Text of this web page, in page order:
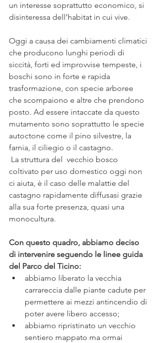
un interesse soprattutto economico, si
disinteressa dell’habitat in cui vive.
Oggi a causa dei cambiamenti climatici
che producono lunghi periodi di
siccità, forti ed improvvise tempeste, i
boschi sono in forte e rapida
trasformazione, con specie arboree
che scompaiono e altre che prendono
posto. Ad essere intaccate da questo
mutamento sono soprattutto le specie
autoctone come il pino silvestre, la
farnia, il ciliegio o il castagno.
coltivato per uso domestico oggi non
ci aiuta, è il caso delle malattie del
castagno rapidamente diffusasi grazie
alla sua forte presenza, quasi una
monocultura.
Con questo quadro, abbiamo deciso
di intervenire seguendo le linee guida
del Parco del Ticino:
abbiamo liberato la vecchia
carrareccia dalle piante cadute per
permettere ai mezzi antincendio di
poter avere libero accesso;
abbiamo ripristinato un vecchio
sentiero mappato ma ormai